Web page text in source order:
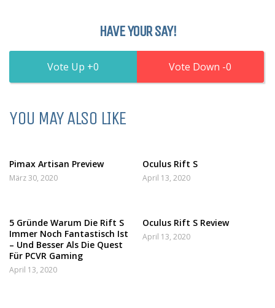
HAVE YOUR SAY!
0 0
YOU MAY ALSO LIKE
Pimax Artisan Preview
März 30, 2020
Oculus Rift S
April 13, 2020
5 Gründe Warum Die Rift S
Immer Noch Fantastisch Ist
– Und Besser Als Die Quest
Für PCVR Gaming
April 13, 2020
Oculus Rift S Review
April 13, 2020